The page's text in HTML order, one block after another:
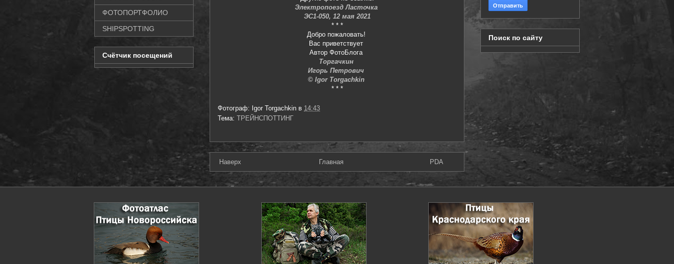
Электропоезд Ласточка
ЭС1-050, 12 мая 2021
* * *
Добро пожаловать!
Вас приветствует
Автор ФотоБлога
Торгачкин
Игорь Петрович
© Igor Torgachkin
* * *
Фотограф: Igor Torgachkin в 14:43
Тема: ТРЕЙНСПОТТИНГ
Наверх Главная PDA
ФОТОПОРТФОЛИО
SHIPSPOTTING
Счётчик посещений
Поиск по сайту